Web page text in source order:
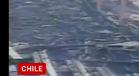
CHILE